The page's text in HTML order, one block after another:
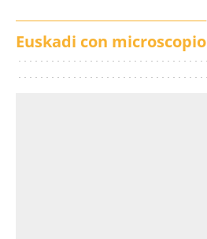
Euskadi con microscopio